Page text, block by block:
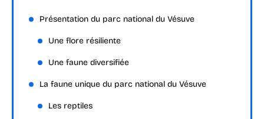
Présentation du parc national du Vésuve
Une flore résiliente
Une faune diversifiée
La faune unique du parc national du Vésuve
Les reptiles